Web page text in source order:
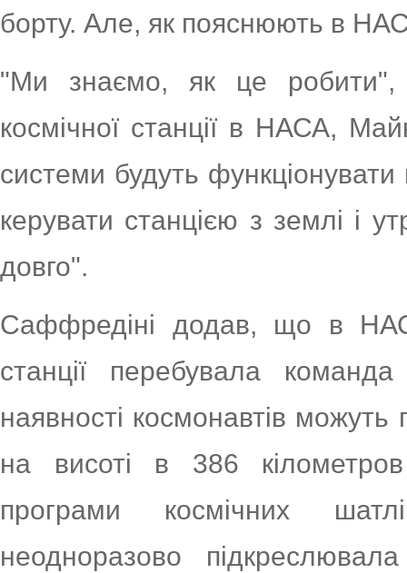
борту. Але, як пояснюють в
"Ми знаємо, як це робити",
космічної станції в НАСА,
системи будуть
керувати станцією з землі і
довго".
Саффредіні додав, що в
станції перебувала
наявності космонавтів
на висоті в 386 кілометров
програми космічних
неодноразово